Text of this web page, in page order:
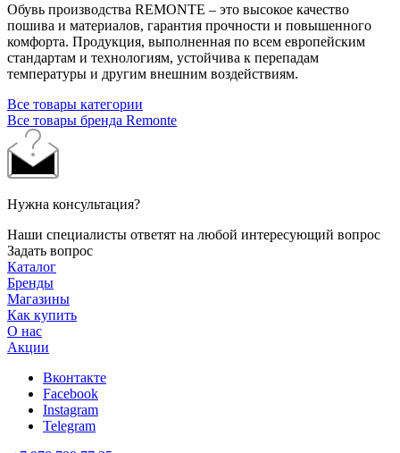
Обувь производства REMONTE – это высокое качество
пошива и материалов, гарантия прочности и повышенного
комфорта. Продукция, выполненная по всем европейским
стандартам и технологиям, устойчива к перепадам
температуры и другим внешним воздействиям.
Все товары категории
Все товары бренда Remonte
Нужна консультация?
Наши специалисты ответят на любой интересующий вопрос
Задать вопрос
Каталог
Бренды
Магазины
Как купить
О нас
Акции
Вконтакте
Facebook
Instagram
Telegram